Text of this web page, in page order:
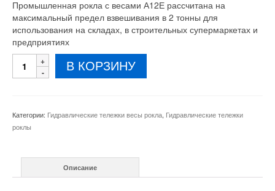
Промышленная рокла с весами А12Е рассчитана на
максимальный предел взвешивания в 2 тонны для
использования на складах, в строительных супермаркетах и
предприятиях
Количество
товара
А12Е
2
В КОРЗИНУ
Категории: Гидравлические тележки весы рокла, Гидравлические тележки
роклы
Описание